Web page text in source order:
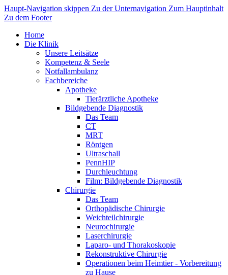
Haupt-Navigation skippen Zu der Unternavigation Zum Hauptinhalt
Zu dem Footer
Home
Die Klinik
Unsere Leitsätze
Kompetenz & Seele
Notfallambulanz
Fachbereiche
Apotheke
Tierärztliche Apotheke
Bildgebende Diagnostik
Das Team
CT
MRT
Röntgen
Ultraschall
PennHIP
Durchleuchtung
Film: Bildgebende Diagnostik
Chirurgie
Das Team
Orthopädische Chirurgie
Weichteilchirurgie
Neurochirurgie
Laserchirurgie
Laparo- und Thorakoskopie
Rekonstruktive Chirurgie
Operationen beim Heimtier - Vorbereitung
zu Hause